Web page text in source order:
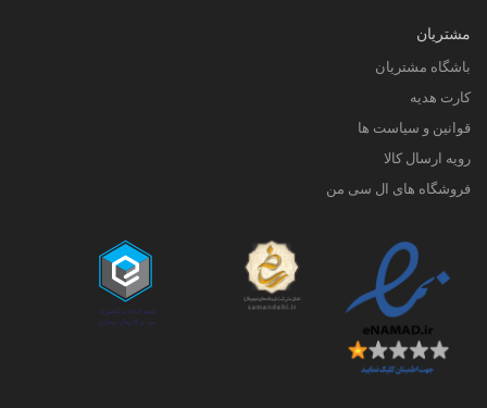
مشتریان
باشگاه مشتریان
کارت هدیه
قوانین و سیاست ها
رویه ارسال کالا
فروشگاه های ال سی من